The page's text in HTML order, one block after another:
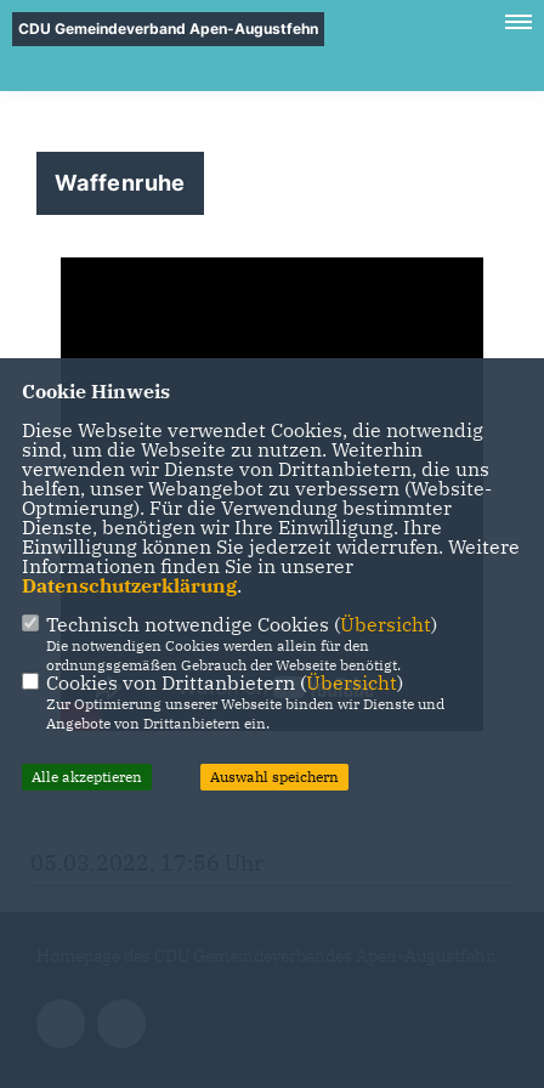
CDU Gemeindeverband Apen-Augustfehn
Waffenruhe
Cookie Hinweis
Diese Webseite verwendet Cookies, die notwendig
sind, um die Webseite zu nutzen. Weiterhin
verwenden wir Dienste von Drittanbietern, die uns
helfen, unser Webangebot zu verbessern (Website-
Optmierung). Für die Verwendung bestimmter
Dienste, benötigen wir Ihre Einwilligung. Ihre
Einwilligung können Sie jederzeit widerrufen. Weitere
Informationen finden Sie in unserer
Datenschutzerklärung.
Technisch notwendige Cookies (Übersicht)
Die notwendigen Cookies werden allein für den
ordnungsgemäßen Gebrauch der Webseite benötigt.
Cookies von Drittanbietern (Übersicht)
Zur Optimierung unserer Webseite binden wir Dienste und
Angebote von Drittanbietern ein.
Alle akzeptieren Auswahl speichern